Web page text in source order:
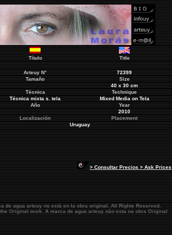
Título Title
ArteuyN°
72399
Tamaño
Size
40 x 30 cm
Técnica
Technique
Técnica mixta s. tela
Mixed Media on Tela
Año
Year
2010
Localización
Placement
Uruguay
> Consultar Precios > Ask Prices
de aguaarteuyno está en la obra original.All Rights Reserved.
Original work. A marca de aguaarteuynão esta na obra Original